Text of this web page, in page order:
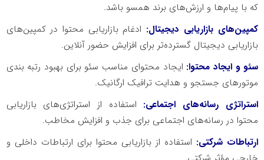
که با پیام‌‌ها و ارزش‌‌های برند همسو باشد.
کمپین‌‌های بازاریابی دیجیتال: ادغام بازاریابی محتوا در کمپین‌‌های
بازاریابی دیجیتال گسترده‌تر برای افزایش حضور آنلاین.
سئو و ایجاد محتوا: ایجاد محتوای مناسب سئو برای بهبود رتبه بندی
موتورهای جستجو و هدایت ترافیک ارگانیک.
استراتژی رسانه‌‌های اجتماعی: استفاده از استراتژی‌‌های بازاریابی
محتوا در رسانه‌‌های اجتماعی برای جذب و افزایش مخاطب.
ارتباطات شرکتی: استفاده از بازاریابی محتوا برای ارتباطات داخلی و